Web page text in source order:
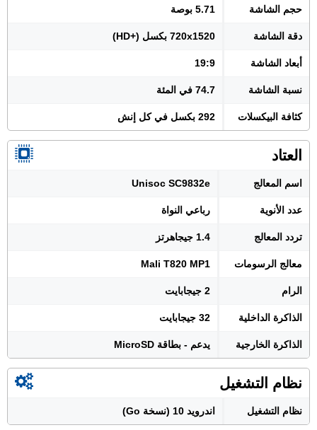
حجم الشاشة 5.71 بوصة
دقة الشاشة 720x1520 بكسل (+HD)
أبعاد الشاشة 19:9
نسبة الشاشة 74.7 في المئة
كثافة البيكسلات 292 بكسل في كل إنش
العتاد
اسم المعالج Unisoc SC9832e
عدد الأنوية رباعي النواة
تردد المعالج 1.4 جيجاهرتز
معالج الرسومات Mali T820 MP1
الرام 2 جيجابايت
الذاكرة الداخلية 32 جيجابايت
الذاكرة الخارجية يدعم - بطاقة MicroSD
نظام التشغيل
نظام التشغيل اندرويد 10 (نسخة Go)